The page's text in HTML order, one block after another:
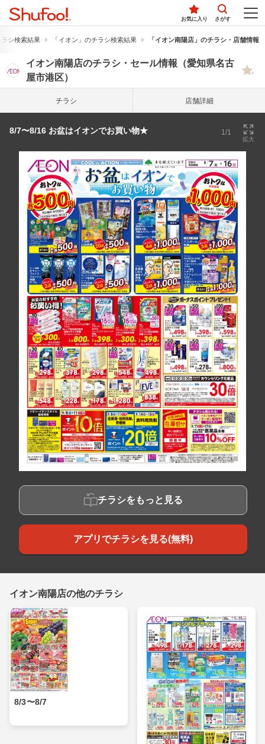
お気に入り さがす
シ検索結果 「イオン」のチラシ検索結果 「イオン南陽店」のチラシ・店舗情報
イオン南陽店のチラシ・セール情報（愛知県名古
屋市港区）
チラシ 店舗詳細
8/7〜8/16 お盆はイオンでお買い物★ 1/1
拡大
チラシをもっと見る
アプリでチラシを見る(無料)
イオン南陽店の他のチラシ
8/3〜8/7